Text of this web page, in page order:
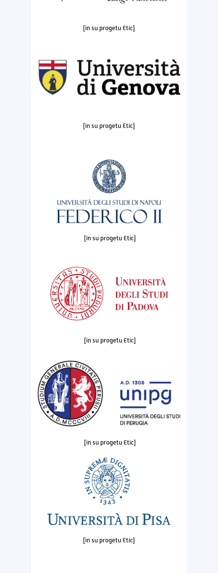
[in su progetu Etic]
[in su progetu Etic]
[in su progetu Etic]
[in su progetu Etic]
[in su progetu Etic]
[in su progetu Etic]